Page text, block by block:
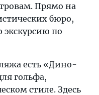
Прямо на
бюро,
экскурсию по
есть «Дино-
гольфа,
стиле. Здесь